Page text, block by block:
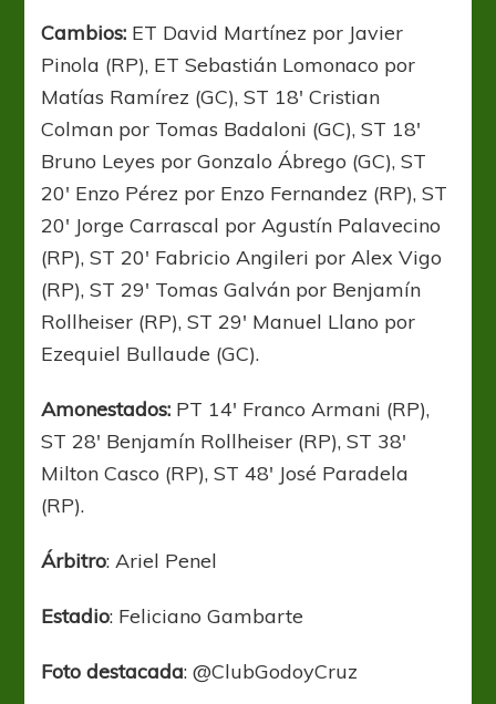
Cambios: ET David Martínez por Javier
Pinola (RP), ET Sebastián Lomonaco por
Matías Ramírez (GC), ST 18′ Cristian
Colman por Tomas Badaloni (GC), ST 18′
Bruno Leyes por Gonzalo Ábrego (GC), ST
20′ Enzo Pérez por Enzo Fernandez (RP), ST
20′ Jorge Carrascal por Agustín Palavecino
(RP), ST 20′ Fabricio Angileri por Alex Vigo
(RP), ST 29′ Tomas Galván por Benjamín
Rollheiser (RP), ST 29′ Manuel Llano por
Ezequiel Bullaude (GC).
Amonestados: PT 14′ Franco Armani (RP),
ST 28′ Benjamín Rollheiser (RP), ST 38′
Milton Casco (RP), ST 48′ José Paradela
(RP).
Árbitro: Ariel Penel
Estadio: Feliciano Gambarte
Foto destacada: @ClubGodoyCruz